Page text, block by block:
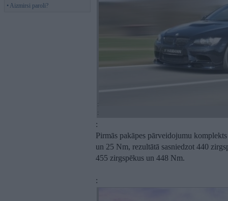
• Aizmirsi paroli?
:
:
:
Pirmās pakāpes pārveidojumu
un 25 Nm, rezultātā sasniedzot 440
455 zirgspēkus un 448 Nm.
: